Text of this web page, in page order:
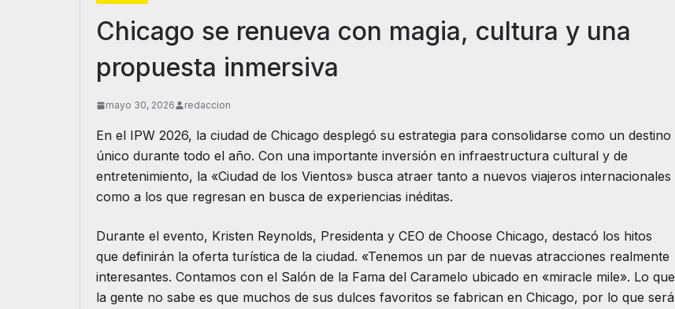
Chicago se renueva con magia, cultura y una
propuesta inmersiva
mayo 30, 2026 redaccion
En el IPW 2026, la ciudad de Chicago desplegó su estrategia para consolidarse como un destino
único durante todo el año. Con una importante inversión en infraestructura cultural y de
entretenimiento, la «Ciudad de los Vientos» busca atraer tanto a nuevos viajeros internacionales
como a los que regresan en busca de experiencias inéditas.
​Durante el evento, Kristen Reynolds, Presidenta y CEO de Choose Chicago, destacó los hitos
que definirán la oferta turística de la ciudad. «Tenemos un par de nuevas atracciones realmente
interesantes. Contamos con el Salón de la Fama del Caramelo ubicado en «miracle mile». Lo que
la gente no sabe es que muchos de sus dulces favoritos se fabrican en Chicago, por lo que será